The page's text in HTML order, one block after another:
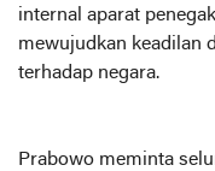
internal aparat
mewujudkan keadilan
terhadap negara.
Prabowo meminta